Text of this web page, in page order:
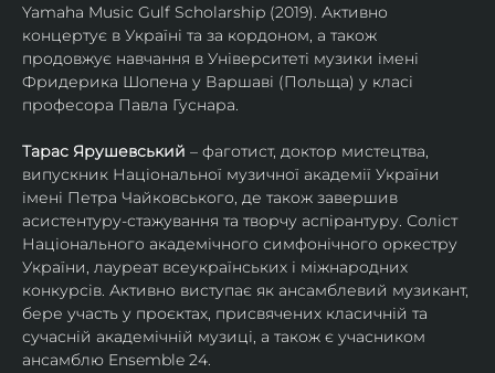
Yamaha Music Gulf Scholarship (2019). Активно
концертує в Україні та за кордоном, а також
продовжує навчання в Університеті музики імені
Фридерика Шопена у Варшаві (Польща) у класі
професора Павла Гуснара.
Тарас Ярушевський – фаготист, доктор мистецтва,
випускник Національної музичної академії України
імені Петра Чайковського, де також завершив
асистентуру-стажування та творчу аспірантуру. Соліст
Національного академічного симфонічного оркестру
України, лауреат всеукраїнських і міжнародних
конкурсів. Активно виступає як ансамблевий музикант,
бере участь у проєктах, присвячених класичній та
сучасній академічній музиці, а також є учасником
ансамблю Ensemble 24.